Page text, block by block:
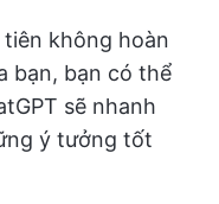
không hoàn
bạn, bạn có thể
sẽ nhanh
ý tưởng tốt